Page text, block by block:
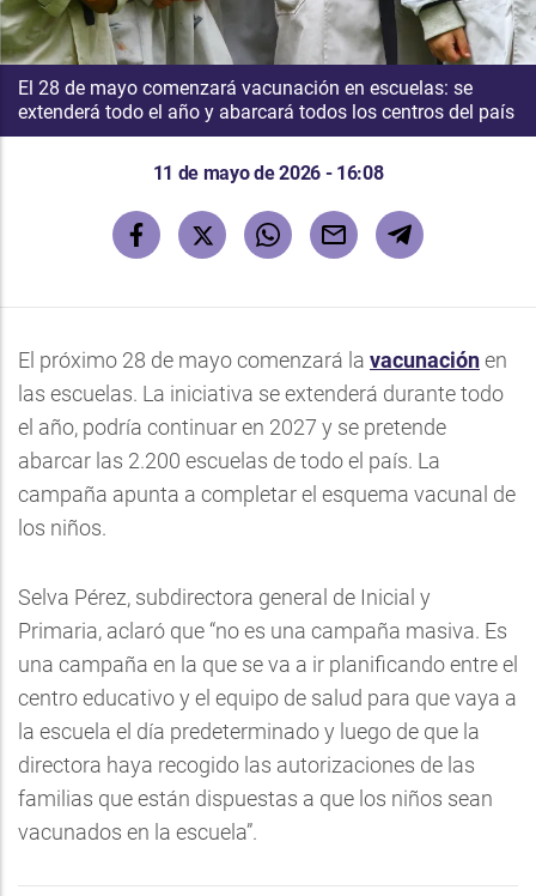
El 28 de mayo comenzará vacunación en escuelas: se
extenderá todo el año y abarcará todos los centros del país
11 de mayo de 2026 - 16:08
El próximo 28 de mayo comenzará la vacunaciónen
las escuelas. La iniciativa se extenderá durante todo
el año, podría continuar en 2027 y se pretende
abarcar las 2.200 escuelas de todo el país. La
campaña apunta a completar el esquema vacunal de
los niños.
Selva Pérez, subdirectora general de Inicial y
Primaria, aclaró que “no es una campaña masiva. Es
una campaña en la que se va a ir planificando entre el
centro educativo y el equipo de salud para que vaya a
la escuela el día predeterminado y luego de que la
directora haya recogido las autorizaciones de las
familias que están dispuestas a que los niños sean
vacunados en la escuela”.